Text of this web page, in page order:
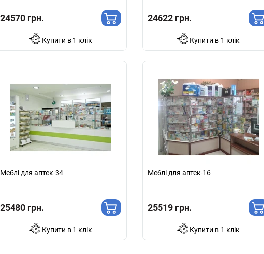
24570 грн.
Купити в 1 клік
24622 грн.
Купити в 1 клік
Меблі для аптек-34
25480 грн.
Купити в 1 клік
Меблі для аптек-16
25519 грн.
Купити в 1 клік